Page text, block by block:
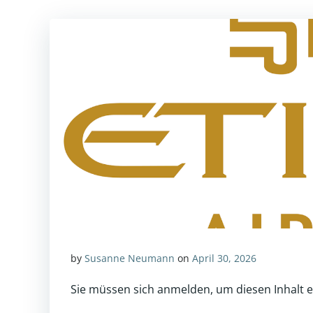
by Susanne Neumann on April 30, 2026
Sie müssen sich anmelden, um diesen Inhalt